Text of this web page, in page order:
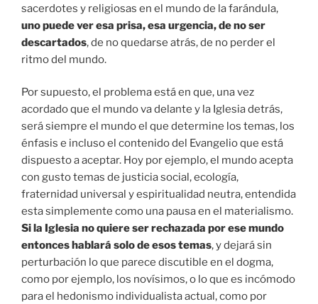
sacerdotes y religiosas en el mundo de la farándula,
uno puede ver esa prisa, esa urgencia, de no ser
descartados, de no quedarse atrás, de no perder el
ritmo del mundo.
Por supuesto, el problema está en que, una vez
acordado que el mundo va delante y la Iglesia detrás,
será siempre el mundo el que determine los temas, los
énfasis e incluso el contenido del Evangelio que está
dispuesto a aceptar. Hoy por ejemplo, el mundo acepta
con gusto temas de justicia social, ecología,
fraternidad universal y espiritualidad neutra, entendida
esta simplemente como una pausa en el materialismo.
Si la Iglesia no quiere ser rechazada por ese mundo
entonces hablará solo de esos temas, y dejará sin
perturbación lo que parece discutible en el dogma,
como por ejemplo, los novísimos, o lo que es incómodo
para el hedonismo individualista actual, como por